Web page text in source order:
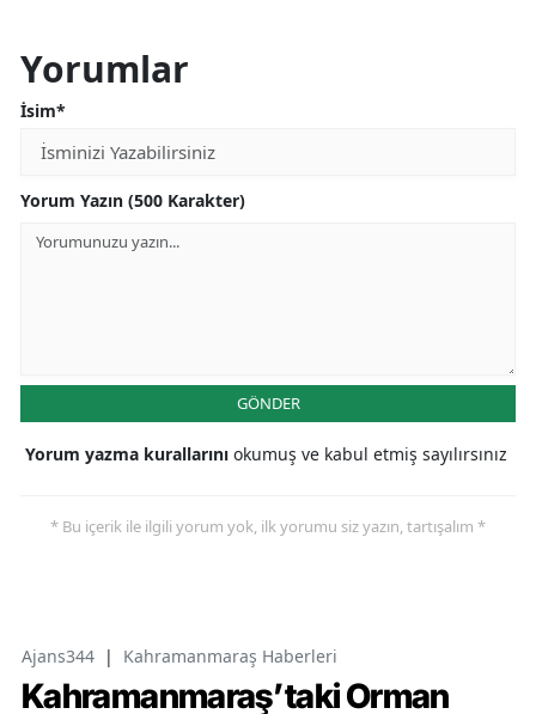
Yorumlar
İsim*
Yorum Yazın (500 Karakter)
GÖNDER
Yorum yazma kurallarını okumuş ve kabul etmiş sayılırsınız
* Bu içerik ile ilgili yorum yok, ilk yorumu siz yazın, tartışalım *
Ajans344 | Kahramanmaraş Haberleri
Kahramanmaraş’taki Orman